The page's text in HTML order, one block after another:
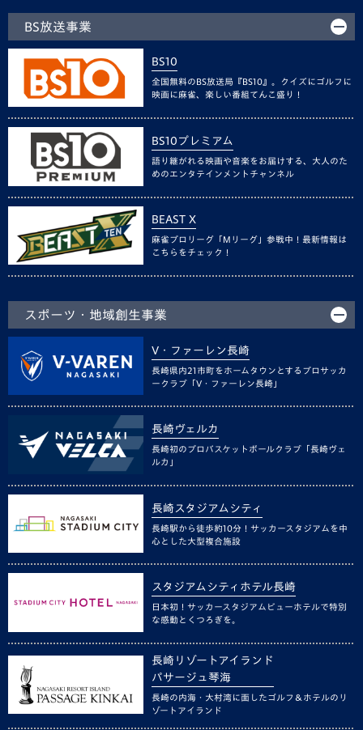
BS放送事業
BS10
全国無料のBS放送局『BS10』。クイズにゴルフに
映画に麻雀、楽しい番組てんこ盛り！
BS10プレミアム
語り継がれる映画や音楽をお届けする、大人のた
めのエンタテインメントチャンネル
BEAST X
麻雀プロリーグ「Mリーグ」参戦中！最新情報は
こちらをチェック！
スポーツ・地域創生事業
V・ファーレン長崎
長崎県内21市町をホームタウンとするプロサッカ
ークラブ「V・ファーレン長崎」
長崎ヴェルカ
長崎初のプロバスケットボールクラブ「長崎ヴェ
ルカ」
長崎スタジアムシティ
長崎駅から徒歩約10分！サッカースタジアムを中
心とした大型複合施設
スタジアムシティホテル長崎
日本初！サッカースタジアムビューホテルで特別
な感動とくつろぎを。
長崎リゾートアイランド
パサージュ琴海
長崎の内海・大村湾に面したゴルフ＆ホテルのリ
ゾートアイランド